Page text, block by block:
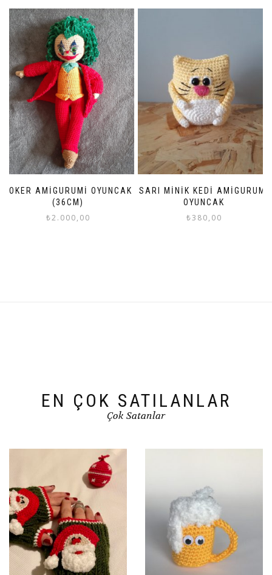
JOKER AMIGURUMI OYUNCAK
(36CM)
₺2.000,00
SARI MINIK KEDI AMIGURUMI
OYUNCAK
₺380,00
EN ÇOK SATILANLAR
Çok Satanlar